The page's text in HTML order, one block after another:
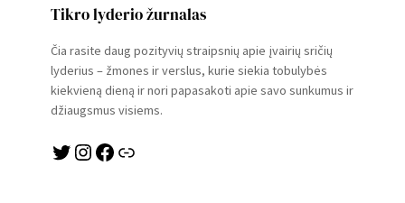
Tikro lyderio žurnalas
Čia rasite daug pozityvių straipsnių apie įvairių sričių
lyderius – žmones ir verslus, kurie siekia tobulybės
kiekvieną dieną ir nori papasakoti apie savo sunkumus ir
džiaugsmus visiems.
Twitter Instagram Facebook Link